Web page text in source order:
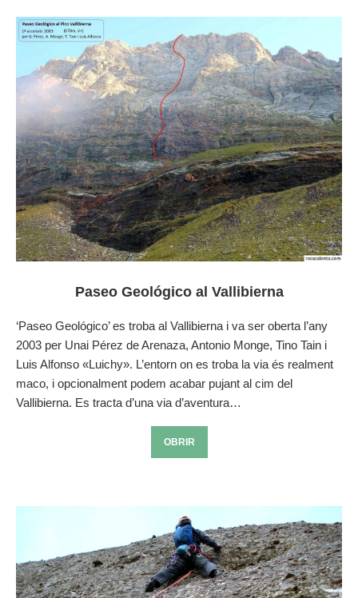
Paseo Geológico al Vallibierna
‘Paseo Geológico’ es troba al Vallibierna i va ser oberta l’any
2003 per Unai Pérez de Arenaza, Antonio Monge, Tino Tain i
Luis Alfonso «Luichy». L’entorn on es troba la via és realment
maco, i opcionalment podem acabar pujant al cim del
Vallibierna. Es tracta d’una via d’aventura…
OBRIR